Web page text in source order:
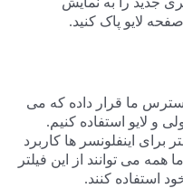
لایو پاک کنید.
دسترس ما قرار داده که می
و لایو استفاده کنیم.
برای اینفلونسر ها کاربرد
می توانند از این فیلتر
استفاده کنند.